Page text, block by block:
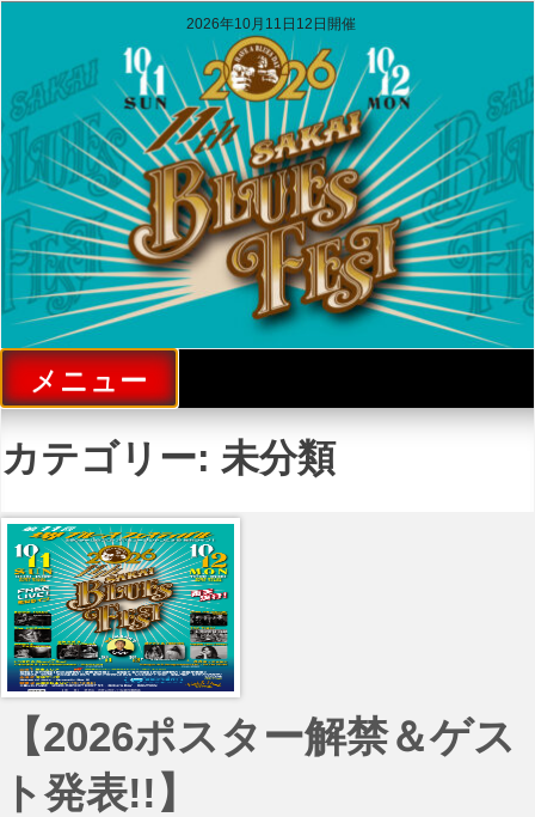
ツ
へ
ス
キ
ッ
堺ブルースフェスティバル
Sakai Blues Festival
2026年10月11日12日開催
メニュー
カテゴリー: 未分類
【2026ポスター解禁＆ゲス
ト発表!!】